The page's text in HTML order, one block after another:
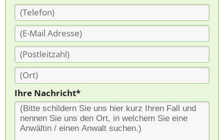
Ihre Nachricht*